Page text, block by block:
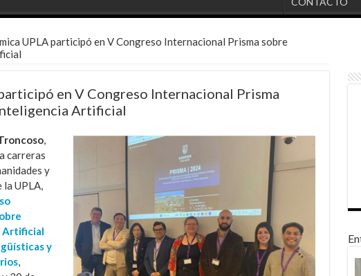
UPLA participó en V Congreso Internacional Prisma sobre
en V Congreso Internacional Prisma
Artificial
,
carreras
y
la UPLA,
Artificial
y
,